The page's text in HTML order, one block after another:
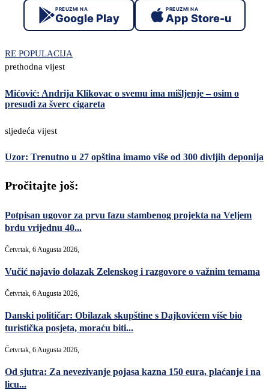
PREUZMI NA
Google Play
PREUZMI NA
App Store-u
RE POPULACIJA
prethodna vijest
Mićović: Andrija Klikovac o svemu ima mišljenje – osim o
presudi za šverc cigareta
sljedeća vijest
Uzor: Trenutno u 27 opština imamo više od 300 divljih deponija
Pročitajte još:
Potpisan ugovor za prvu fazu stambenog projekta na Veljem
brdu vrijednu 40...
Četvrtak, 6 Augusta 2026,
Vučić najavio dolazak Zelenskog i razgovore o važnim temama
Četvrtak, 6 Augusta 2026,
Danski političar: Obilazak skupštine s Dajkovićem više bio
turistička posjeta, moraću biti...
Četvrtak, 6 Augusta 2026,
Od sjutra: Za nevezivanje pojasa kazna 150 eura, plaćanje i na
licu...